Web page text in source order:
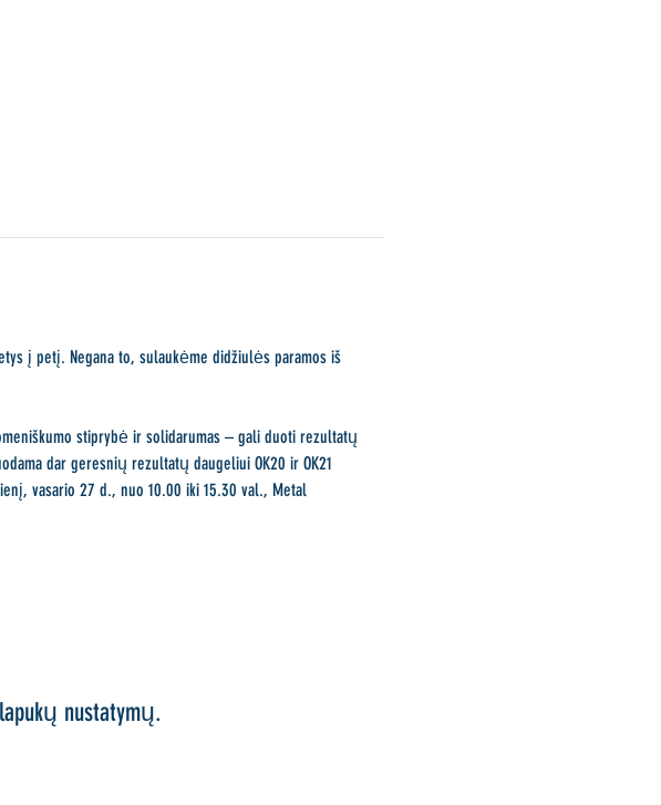
į petį. Negana to, sulaukėme didžiulės paramos iš
stiprybė ir solidarumas – gali duoti rezultatų
dar geresnių rezultatų daugeliui OK20 ir OK21
vasario 27 d., nuo 10.00 iki 15.30 val., Metal
nustatymų.